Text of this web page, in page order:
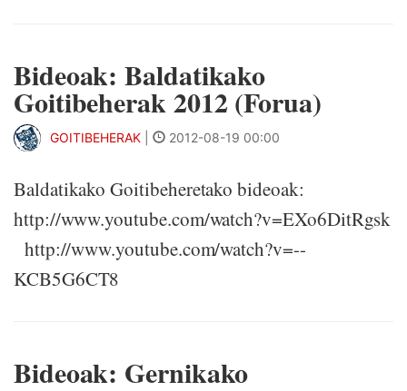
Bideoak: Baldatikako
Goitibeherak 2012 (Forua)
GOITIBEHERAK 2012-08-19 00:00
Baldatikako Goitibeheretako bideoak:
http://www.youtube.com/watch?v=EXo6DitRgsk
http://www.youtube.com/watch?v=--
KCB5G6CT8
Bideoak: Gernikako